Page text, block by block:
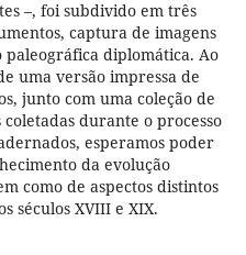
–, foi subdivido em três
captura de imagens
diplomática. Ao
uma versão impressa de
junto com uma coleção de
durante o processo
esperamos poder
da evolução
como de aspectos distintos
séculos XVIII e XIX.